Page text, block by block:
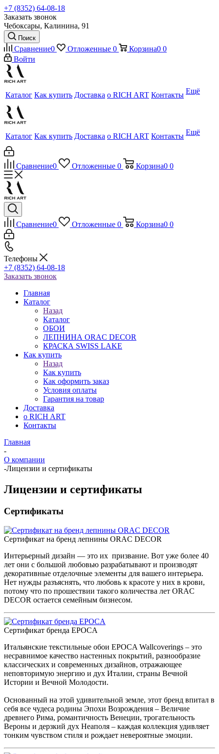
+7 (8352) 64-08-18
Заказать звонок
Чебоксары, Калинина, 91
Поиск
Сравнение0 Отложенные 0 Корзина0 0
Войти
Каталог Как купить Доставка о RICH ART Контакты Ещё
Каталог Как купить Доставка о RICH ART Контакты Ещё
Сравнение0 Отложенные 0 Корзина0 0
Сравнение0 Отложенные 0 Корзина0 0
Телефоны
+7 (8352) 64-08-18
Заказать звонок
Главная
Каталог
Назад
Каталог
ОБОИ
ЛЕПНИНА ORAC DECOR
КРАСКА SWISS LAKE
Как купить
Назад
Как купить
Как оформить заказ
Условия оплаты
Гарантия на товар
Доставка
о RICH ART
Контакты
Главная
-
О компании
-Лицензии и сертификаты
Лицензии и сертификаты
Сертификаты
Сертификат на бренд лепнины ORAC DECOR
Интерьерный дизайн — это их призвание. Вот уже более 40
лет они с большой любовью разрабатывают и производят
декоративные отделочные элементы для вашего интерьера.
Нет нужды разъяснять, что любовь к красоте у них в крови,
потому что по прошествии такого количества лет ORAC
DECOR остается семейным бизнесом.
Сертификат бренда EPOCA
Итальянские текстильные обои EPOCA Wallcoverings – это
несравнимое качество настенных покрытий, разнообразие
классических и современных дизайнов, отражающее
неповторимую энергию и дух Италии, страны Вечной
Истории и Вечной Молодости.
Основанный на этой удивительной земле, этот бренд впитал в
себя все чудеса родины Эпохи Возрождения – Величие
древнего Рима, романтичность Венеции, трогательность
Вероны и дерзкий дух Неаполя – каждая коллекция удивляет
тонким чувством стиля и рождает невероятные эмоции.